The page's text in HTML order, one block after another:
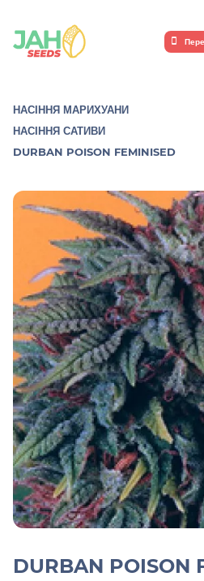
НАСІННЯ МАРИХУАНИ
НАСІННЯ САТИВИ
DURBAN POISON FEMINISED
DURBAN POISON